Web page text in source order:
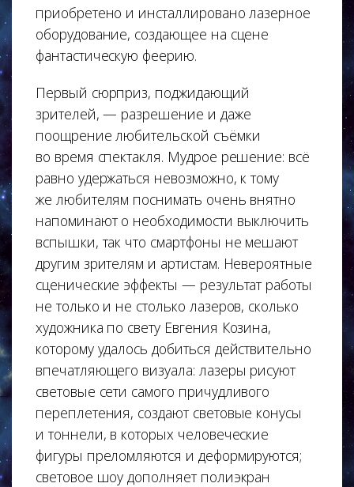
приобретено и инсталлировано лазерное
оборудование, создающее на сцене
фантастическую феерию.
Первый сюрприз, поджидающий
зрителей, — разрешение и даже
поощрение любительской съёмки
во время спектакля. Мудрое решение: всё
равно удержаться невозможно, к тому
же любителям поснимать очень внятно
напоминают о необходимости выключить
вспышки, так что смартфоны не мешают
другим зрителям и артистам. Невероятные
сценические эффекты — результат работы
не только и не столько лазеров, сколько
художника по свету Евгения Козина,
которому удалось добиться действительно
впечатляющего визуала: лазеры рисуют
световые сети самого причудливого
переплетения, создают световые конусы
и тоннели, в которых человеческие
фигуры преломляются и деформируются;
световое шоу дополняет полиэкран